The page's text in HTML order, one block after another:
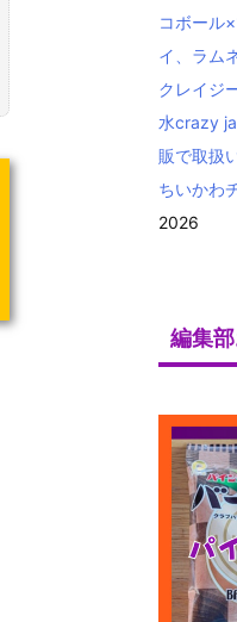
コボール
イ、ラム
クレイジ
水crazy
販で取扱
ちいかわ
2026
編集